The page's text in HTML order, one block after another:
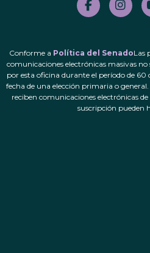
Conforme a Política del SenadoLas
comunicaciones electrónicas masivas no
por esta oficina durante el período de
fecha de una elección primaria o
reciben comunicaciones electrónicas
suscripción pueden